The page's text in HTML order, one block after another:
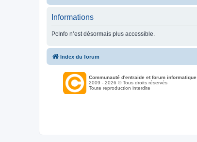
Informations
PcInfo n’est désormais plus accessible.
Index du forum
Communauté d'entraide et forum informatique
2009 - 2026 © Tous droits réservés
Toute reproduction interdite